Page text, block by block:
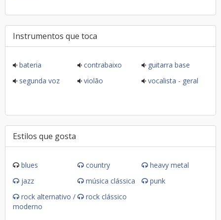
Instrumentos que toca
bateria contrabaixo
guitarra base
segunda voz
violão vocalista - geral
Estilos que gosta
blues country
heavy metal
jazz
música clássica
punk
rock alternativo /
moderno
rock clássico